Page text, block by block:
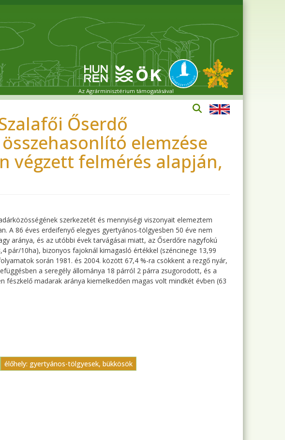
Az Agrárminisztérium támogatásával
Őserdő
elemzése
végzett felmérés alapján,
szerkezetét és mennyiségi viszonyait elemeztem
A 86 éves erdeifenyő elegyes gyertyános-tölgyesben 50 éve nem
aránya, és az utóbbi évek tarvágásai miatt, az Őserdőre nagyfokú
pár/10ha), bizonyos fajoknál kimagasló értékkel (széncinege 13,99
során 1981. és 2004. között 67,4 %-ra csökkent a rezgő nyár,
a seregély állománya 18 párról 2 párra zsugorodott, és a
fészkelő madarak aránya kiemelkedően magas volt mindkét évben (63
élőhely: gyertyános-tölgyesek, bükkösök